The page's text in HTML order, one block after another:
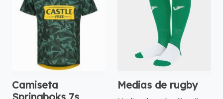
Camiseta
Medias de rugby